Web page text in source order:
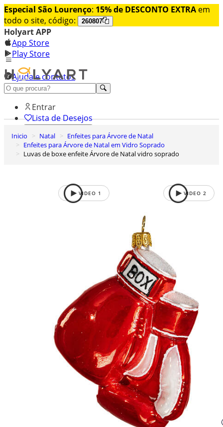
Especial São Lourenço: 15% de DESCONTO EXTRA em
todo o site, código:
260807
Holyart APP
App Store
Play Store
Ajuda e contatos
Conheça premium
Entrar
Lista de Desejos
Carrinho de Compras
Inicio Natal
Enfeites para Árvore de Natal
Enfeites para Árvore de Natal em Vidro Soprado
Luvas de boxe enfeite Árvore de Natal vidro soprado
VIDEO 1 VIDEO 2